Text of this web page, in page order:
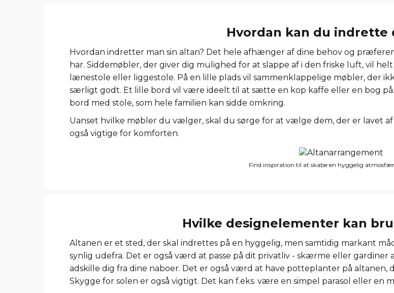
Hvordan kan du indrette
Hvordan indretter man sin altan? Det hele afhænger af dine behov og
har. Siddemøbler, der giver dig mulighed for at slappe af i den friske luft, vil
lænestole eller liggestole. På en lille plads vil sammenklappelige møbler, der
særligt godt. Et lille bord vil være ideelt til at sætte en kop kaffe eller en bog
bord med stole, som hele familien kan sidde omkring.
Uanset hvilke møbler du vælger, skal du sørge for at vælge dem, der er lavet
også vigtige for komforten.
Find inspiration til at skabe en hyggelig
Hvilke designelementer kan
Altanen er et sted, der skal indrettes på en hyggelig, men samtidig markant
synlig udefra. Det er også værd at passe på dit privatliv - skærme eller gardiner
adskille dig fra dine naboer. Det er også værd at have potteplanter på altanen,
Skygge for solen er også vigtigt. Det kan f.eks. være en simpel parasol eller en